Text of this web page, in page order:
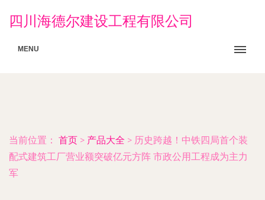
四川海德尔建设工程有限公司
MENU
当前位置： 首页 > 产品大全 > 历史跨越！中铁四局首个装
配式建筑工厂营业额突破亿元方阵 市政公用工程成为主力
军